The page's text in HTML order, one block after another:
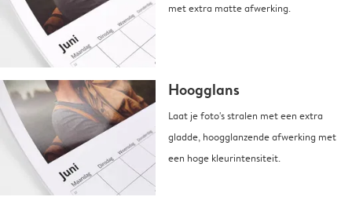
met extra matte afwerking.
Hoogglans
Laat je foto's stralen met een extra
gladde, hoogglanzende afwerking met
een hoge kleurintensiteit.